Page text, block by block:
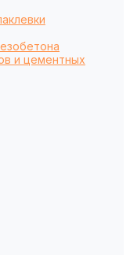
и цементных